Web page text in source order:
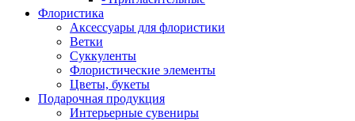
Флористика
Аксессуары для флористики
Ветки
Суккуленты
Флористические элементы
Цветы, букеты
Подарочная продукция
Интерьерные сувениры